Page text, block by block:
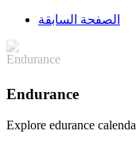
الصفحة السابقة
Endurance
Explore edurance